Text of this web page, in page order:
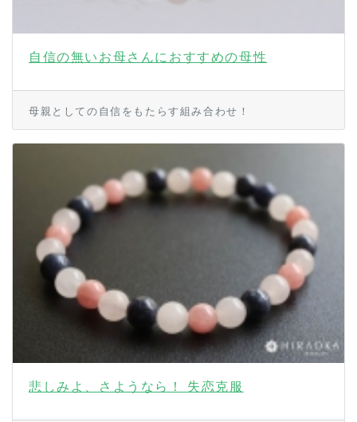
自信の無いお母さんにおすすめの母性
母親としての自信をもたらす組み合わせ！
悲しみよ、さようなら！ 失恋克服